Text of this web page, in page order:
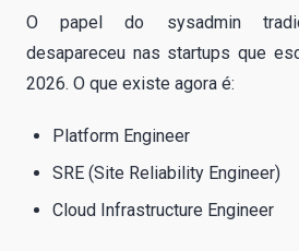
O papel do sysadmin
desapareceu nas startups que
2026. O que existe agora é:
Platform Engineer
SRE (Site Reliability Engineer)
Cloud Infrastructure Engineer